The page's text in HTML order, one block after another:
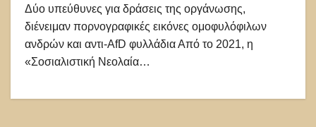
Δύο υπεύθυνες για δράσεις της οργάνωσης,
διένειμαν πορνογραφικές εικόνες ομοφυλόφιλων
ανδρών και αντι-AfD φυλλάδια Από το 2021, η
«Σοσιαλιστική Νεολαία…